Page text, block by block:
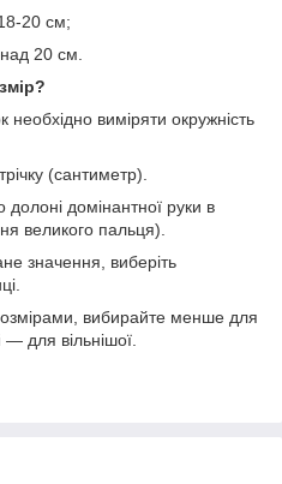
20 см;
20 см.
необхідно виміряти окружність
(сантиметр).
долоні домінантної руки в
великого пальця).
значення, виберіть
вибирайте менше для
для вільнішої.